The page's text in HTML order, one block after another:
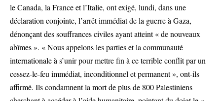
le Canada, la France et l’Italie, ont exigé, lundi, dans une
déclaration conjointe, l’arrêt immédiat de la guerre à Gaza,
dénonçant des souffrances civiles ayant atteint « de nouveaux
abîmes ». « Nous appelons les parties et la communauté
internationale à s’unir pour mettre fin à ce terrible conflit par un
cessez-le-feu immédiat, inconditionnel et permanent », ont-ils
affirmé. Ils condamnent la mort de plus de 800 Palestiniens